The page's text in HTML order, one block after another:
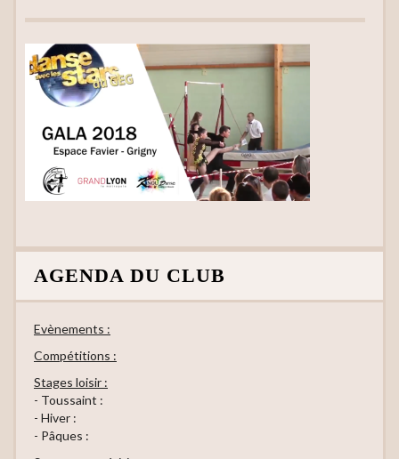
AGENDA DU CLUB
Evènements :
Compétitions :
Stages loisir :
- Toussaint :
- Hiver :
- Pâques :